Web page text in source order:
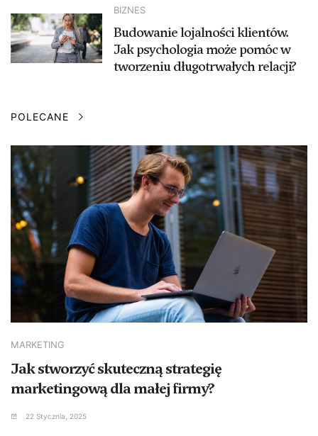
BIZNES
Budowanie lojalności klientów.
Jak psychologia może pomóc w
tworzeniu długotrwałych relacji?
POLECANE
MARKETING
Jak stworzyć skuteczną strategię
marketingową dla małej firmy?
22 Stycznia, 2025